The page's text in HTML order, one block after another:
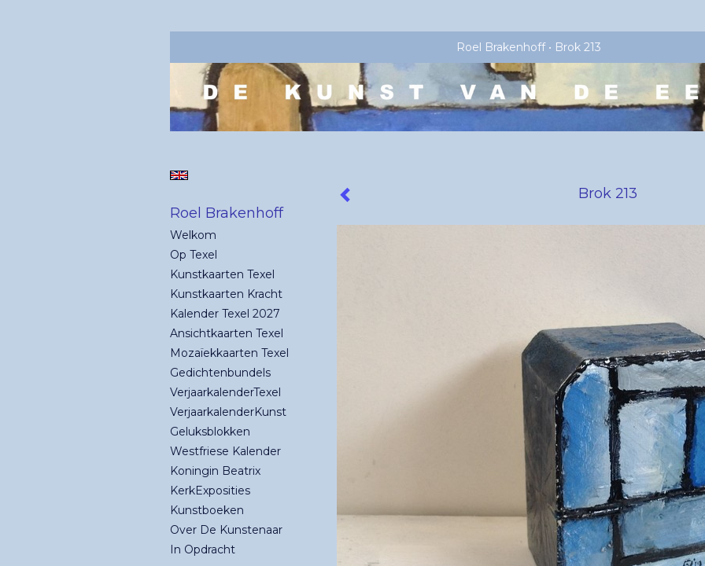
Roel Brakenhoff Brok 213
Brok 213
Roel Brakenhoff
Welkom
Op Texel
Kunstkaarten Texel
Kunstkaarten Kracht
Kalender Texel 2027
Ansichtkaarten Texel
Mozaïekkaarten Texel
Gedichtenbundels
VerjaarkalenderTexel
VerjaarkalenderKunst
Geluksblokken
Westfriese Kalender
Koningin Beatrix
KerkExposities
Kunstboeken
Over De Kunstenaar
In Opdracht